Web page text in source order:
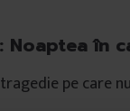
Noaptea în
pe care